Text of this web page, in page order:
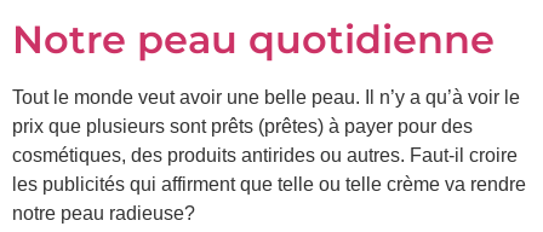
Notre peau quotidienne
Tout le monde veut avoir une belle peau. Il n’y a qu’à voir le
prix que plusieurs sont prêts (prêtes) à payer pour des
cosmétiques, des produits antirides ou autres. Faut-il croire
les publicités qui affirment que telle ou telle crème va rendre
notre peau radieuse?
mon
pdf
GRAS,
MAUVAIS
GRAS"
vous
incrivant